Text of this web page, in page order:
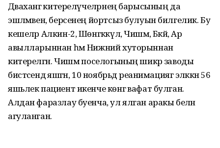
Дәваханәгә китерелүчеләрнең барысының да
эшләмәвен, берсенең йортсыз булуын билгелик. Бу
кешеләр Алкин-2, Шөнгәккүл, Чишмә, Бәкәй, Ар
авылларыннан һәм Нижний хуторыннан
китерелгән. Чишмә поселогының шикәр заводы
бистәсендә яшәгән, 10 ноябрьдә реанимациягә эләккән 56
яшьлек пациент икенче көнгә вафат булган.
Алдан фаразлау буенча, ул ялган аракы белән
агуланган.